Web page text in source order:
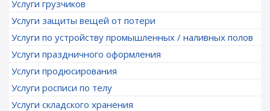
Услуги грузчиков
Услуги защиты вещей от потери
Услуги по устройству промышленных / наливных полов
Услуги праздничного оформления
Услуги продюсирования
Услуги росписи по телу
Услуги складского хранения